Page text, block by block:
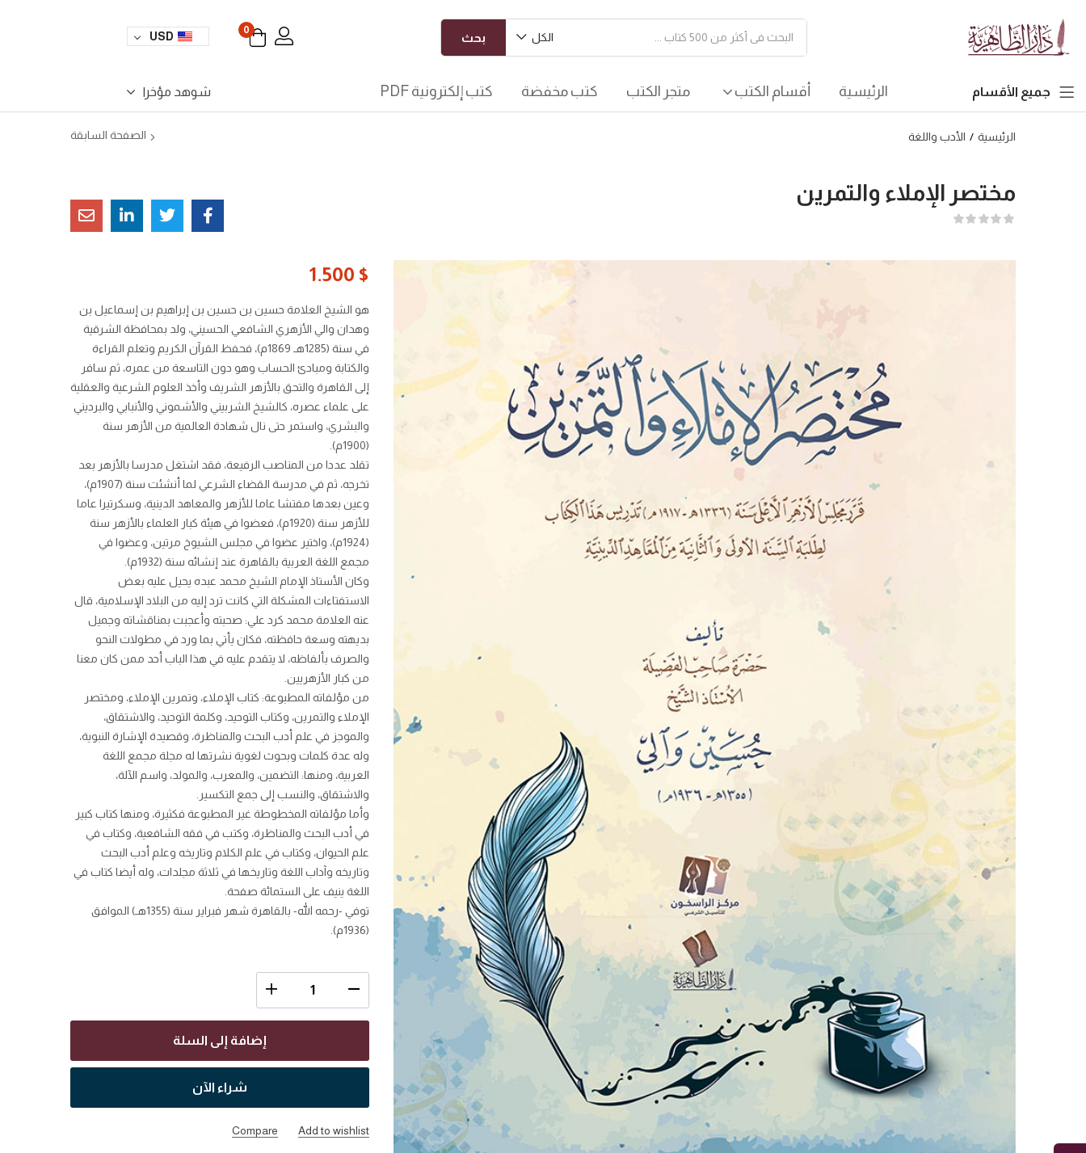
الكل بحث
0
USD
جميع الأقسام الرئيسية أقسام الكتب متجر الكتب كتب مخفضة كتب إلكترونية PDF شوهد مؤخرا
الرئيسية الأدب واللغة الصفحة السابقة
مختصر الإملاء والتمرين
1.500 $
هو الشيخ العلامة حسين بن حسين بن إبراهيم بن إسماعيل بن
وهدان والي الأزهري الشافعي الحسيني، ولد بمحافظة الشرقية
في سنة (1285هـ 1869م)، فحفظ القرآن الكريم وتعلم القراءة
والكتابة ومبادئ الحساب وهو دون التاسعة من عمره، ثم سافر
إلى القاهرة والتحق بالأزهر الشريف وأخذ العلوم الشرعية والعقلية
على علماء عصره، كالشيخ الشربيني والأشموني والأنبابي والبرديني
والبشري، واستمر حتى نال شهادة العالمية من الأزهر سنة
(1900م).
تقلد عددا من المناصب الرفيعة، فقد اشتغل مدرسا بالأزهر بعد
تخرجه، ثم في مدرسة القضاء الشرعي لما أنشئت سنة (1907م)،
وعين بعدها مفتشا عاما للأزهر والمعاهد الدينية، وسكرتيرا عاما
للأزهر سنة (1920م)، فعضوا في هيئة كبار العلماء بالأزهر سنة
(1924م)، واختير عضوا في مجلس الشيوخ مرتين، وعضوا في
مجمع اللغة العربية بالقاهرة عند إنشائه سنة (1932م).
وكان الأستاذ الإمام الشيخ محمد عبده يحيل عليه بعض
الاستفتاءات المشكلة التي كانت ترد إليه من البلاد الإسلامية، قال
عنه العلامة محمد كرد علي: صحبته وأعجبت بمناقشاته وجميل
بديهته وسعة حافظته، فكان يأتي بما ورد في مطولات النحو
والصرف بألفاظه، لا يتقدم عليه في هذا الباب أحد ممن كان معنا
من كبار الأزهريين.
من مؤلفاته المطبوعة: كتاب الإملاء، وتمرين الإملاء، ومختصر
الإملاء والتمرين، وكتاب التوحيد، وكلمة التوحيد، والاشتقاق،
والموجز في علم أدب البحث والمناظرة، وقصيدة الإشارة النبوية،
وله عدة كلمات وبحوث لغوية نشرتها له مجلة مجمع اللغة
العربية، ومنها: التضمين، والمعرب، والمولد، واسم الآلة،
والاشتقاق، والنسب إلى جمع التكسير.
وأما مؤلفاته المخطوطة غير المطبوعة فكثيرة، ومنها كتاب كبير
في أدب البحث والمناظرة، وكتب في فقه الشافعية، وكتاب في
علم الحيوان، وكتاب في علم الكلام وتاريخه وعلم أدب البحث
وتاريخه وآداب اللغة وتاريخها في ثلاثة مجلدات، وله أيضا كتاب في
اللغة ينيف على الستمائة صفحة.
توفي -رحمه الله- بالقاهرة شهر فبراير سنة (1355هـ) الموافق
(1936م).
إضافة إلى السلة
شراء الآن
Add to wishlist
Compare